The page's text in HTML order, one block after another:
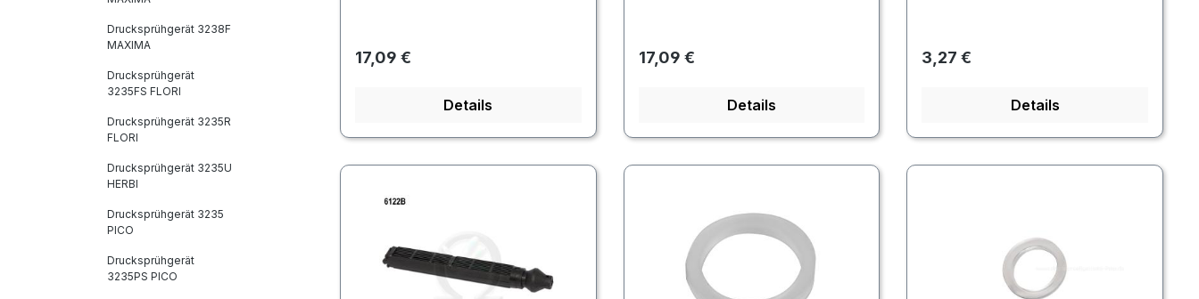
Drucksprühgerät 3238F
MAXIMA
Drucksprühgerät
3235FS FLORI
Drucksprühgerät 3235R
FLORI
Drucksprühgerät 3235U
HERBI
Drucksprühgerät 3235
PICO
Drucksprühgerät
3235PS PICO
Regulärer Preis:
17,09 €
Details
Regulärer Preis:
17,09 €
Details
Regulärer Preis:
3,27 €
Details